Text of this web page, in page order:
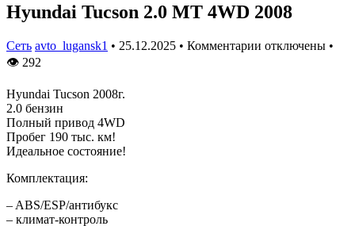
Hyundai Tucson 2.0 MT 4WD 2008
Сеть avto_lugansk1 • 25.12.2025 • Комментарии отключены •
👁 292
Hyundai Tucson 2008г.
2.0 бензин
Полный привод 4WD
Пробег 190 тыс. км!
Идеальное состояние!
Комплектация:
– ABS/ESP/антибукс
– климат-контроль